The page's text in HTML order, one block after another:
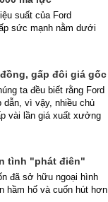
suất của Ford
sức mạnh nằm dưới
gấp đôi giá gốc
ta đều biết rằng Ford
dẫn, vì vậy, nhiều chủ
vài lần giá xuất xưởng
tình "phát điên"
đã sở hữu ngoại hình
hầm hố và cuốn hút hơn